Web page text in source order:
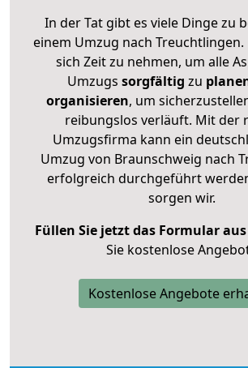
In der Tat gibt es viele Dinge zu
einem Umzug nach Treuchtlingen.
sich Zeit zu nehmen, um alle
Umzugs sorgfältig zu
organisieren, um
reibungslos verläuft. Mit der
Umzugsfirma kann ein
Umzug von Braunschweig nach
erfolgreich durchgeführt
sorgen wir.
Füllen Sie jetzt das Formular aus
Sie kostenlose
Kostenlose Angebote